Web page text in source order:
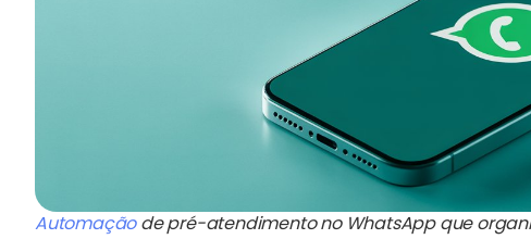
Automaçãode pré-atendimento no WhatsApp que